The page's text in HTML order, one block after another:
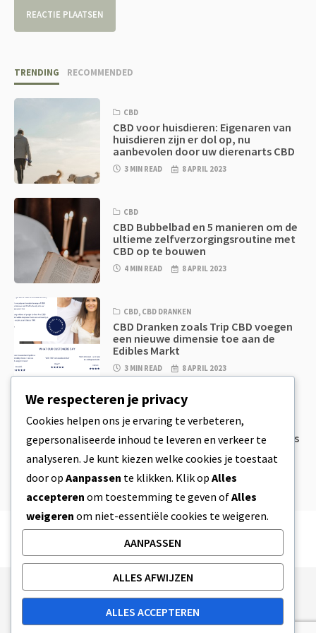
TRENDING RECOMMENDED
CBD
CBD voor huisdieren: Eigenaren van
huisdieren zijn er dol op, nu
aanbevolen door uw dierenarts CBD
3 MIN READ 8 APRIL 2023
CBD
CBD Bubbelbad en 5 manieren om de
ultieme zelfverzorgingsroutine met
CBD op te bouwen
4 MIN READ 8 APRIL 2023
CBD, CBD DRANKEN
CBD Dranken zoals Trip CBD voegen
een nieuwe dimensie toe aan de
Edibles Markt
3 MIN READ 8 APRIL 2023
CBD Koekjesdeeg & Ongelooflijk
Simpele CBD Edibles Die Je Zelf Thuis
8 APRIL 2023
Publishing Principles
Ethics Policy
Corrections Policy
Feedback Policy
We respecteren je privacy
Cookies helpen ons je ervaring te verbeteren,
gepersonaliseerde inhoud te leveren en verkeer te
analyseren. Je kunt kiezen welke cookies je toestaat
door op Aanpassen te klikken. Klik op Alles
accepteren om toestemming te geven ofAlles
weigeren om niet-essentiële cookies te weigeren.
AANPASSEN
ALLES AFWIJZEN
ALLES ACCEPTEREN